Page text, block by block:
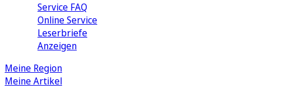
Service FAQ
Online Service
Leserbriefe
Anzeigen
Meine Region
Meine Artikel